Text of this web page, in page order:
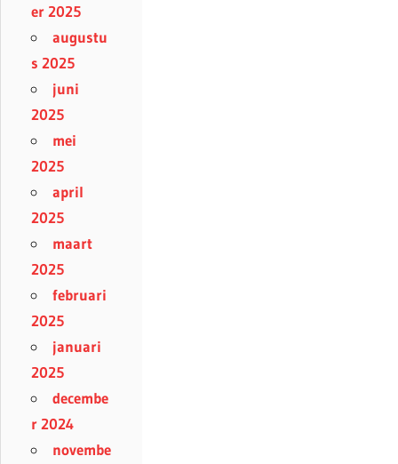
er 2025
augustu
s 2025
juni
2025
mei
2025
april
2025
maart
2025
februari
2025
januari
2025
decembe
r 2024
novembe